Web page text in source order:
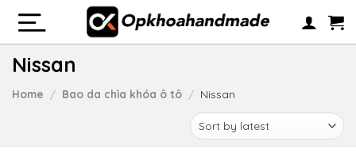
content
Nissan
Home / Bao da chìa khóa ô tô / Nissan